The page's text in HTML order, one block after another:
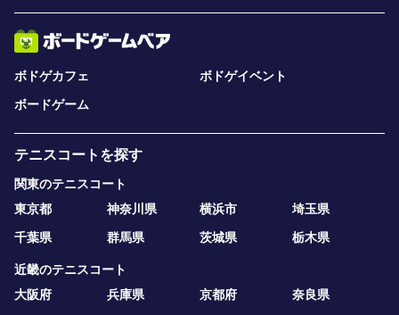
ボドゲカフェ
ボドゲイベント
ボードゲーム
テニスコートを探す
関東のテニスコート
東京都
神奈川県 横浜市
埼玉県
千葉県
群馬県 茨城県 栃木県
近畿のテニスコート
大阪府
兵庫県 京都府
奈良県